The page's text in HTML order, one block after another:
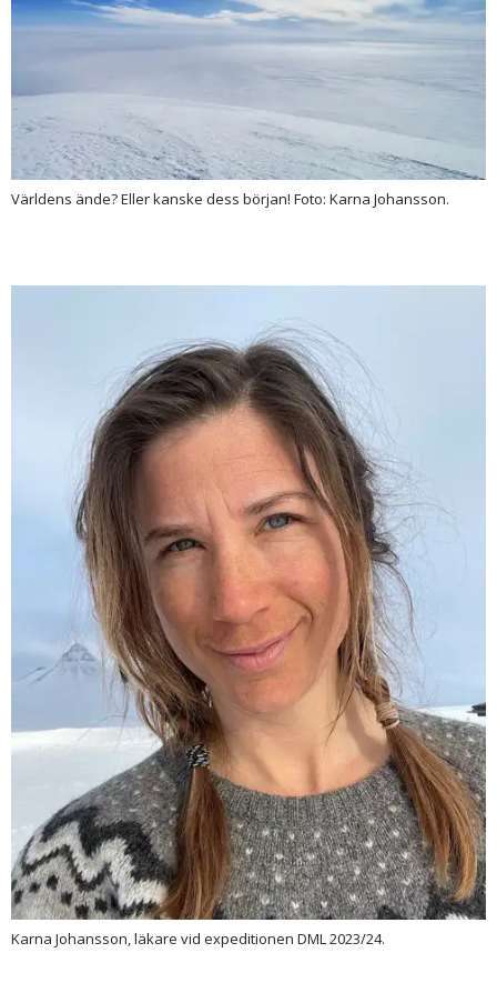
Världens ände? Eller kanske dess början! Foto: Karna Johansson.
Karna Johansson, läkare vid expeditionen DML 2023/24.